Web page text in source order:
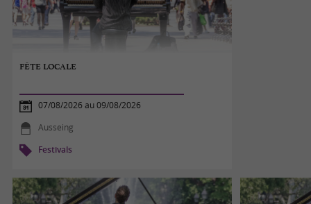
FÊTE LOCALE
07/08/2026 au 09/08/2026
Ausseing
Festivals